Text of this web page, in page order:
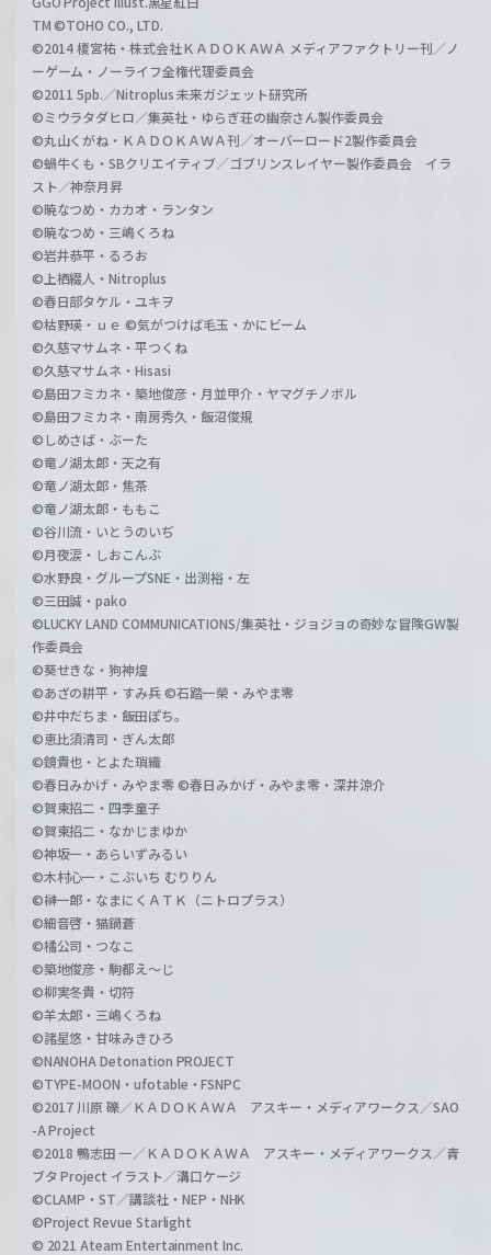
TM ©TOHO CO., LTD.
©2014 榎宮祐・株式会社ＫＡＤＯＫＡＷＡ メディアファクトリー刊／ノ
ーゲーム・ノーライフ全権代理委員会
©2011 5pb.／Nitroplus 未来ガジェット研究所
©ミウラタダヒロ／集英社・ゆらぎ荘の幽奈さん製作委員会
©丸山くがね・ＫＡＤＯＫＡＷＡ刊／オーバーロード2製作委員会
©蝸牛くも・SBクリエイティブ／ゴブリンスレイヤー製作委員会 イラ
スト／神奈月昇
©暁なつめ・カカオ・ランタン
©暁なつめ・三嶋くろね
©岩井恭平・るろお
©上栖綴人・Nitroplus
©春日部タケル・ユキヲ
©枯野瑛・ｕｅ ©気がつけば毛玉・かにビーム
©久慈マサムネ・平つくね
©久慈マサムネ・Hisasi
©島田フミカネ・築地俊彦・月並甲介・ヤマグチノボル
©島田フミカネ・南房秀久・飯沼俊規
©しめさば・ぶーた
©竜ノ湖太郎・天之有
©竜ノ湖太郎・焦茶
©竜ノ湖太郎・ももこ
©谷川流・いとうのいぢ
©月夜涙・しおこんぶ
©水野良・グループSNE・出渕裕・左
©三田誠・pako
©LUCKY LAND COMMUNICATIONS/集英社・ジョジョの奇妙な冒険GW製
作委員会
©葵せきな・狗神煌
©あざの耕平・すみ兵 ©石踏一榮・みやま零
©井中だちま・飯田ぽち。
©恵比須清司・ぎん太郎
©鏡貴也・とよた瑣織
©春日みかげ・みやま零 ©春日みかげ・みやま零・深井涼介
©賀東招二・四季童子
©賀東招二・なかじまゆか
©神坂一・あらいずみるい
©木村心一・こぶいち むりりん
©榊一郎・なまにくＡＴＫ（ニトロプラス）
©細音啓・猫鍋蒼
©橘公司・つなこ
©築地俊彦・駒都え～じ
©柳実冬貴・切符
©羊太郎・三嶋くろね
©諸星悠・甘味みきひろ
©NANOHA Detonation PROJECT
©TYPE-MOON・ufotable・FSNPC
©2017 川原 礫／ＫＡＤＯＫＡＷＡ アスキー・メディアワークス／SAO
-A Project
©2018 鴨志田 一／ＫＡＤＯＫＡＷＡ アスキー・メディアワークス／青
ブタ Project イラスト／溝口ケージ
©CLAMP・ST／講談社・NEP・NHK
©Project Revue Starlight
© 2021 Ateam Entertainment Inc.